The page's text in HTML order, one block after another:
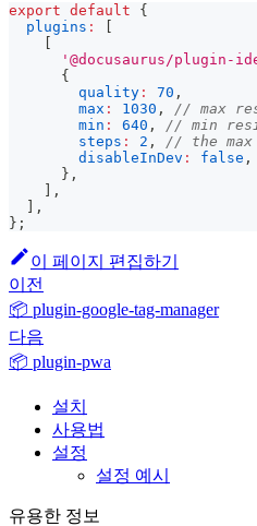
export default
{
plugins :
[
[
'@docusaurus/plugin-
{
quality : 70 ,
max : 1030 ,
// max
min : 640 ,
// min
steps : 2 ,
// the max
disableInDev : false ,
} ,
] ,
] ,
} ;
이 페이지 편집하기
이전
📦 plugin-google-tag-manager
다음
📦 plugin-pwa
설치
사용법
설정
설정 예시
유용한 정보